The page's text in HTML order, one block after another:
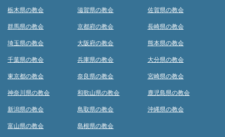
栃木県の教会
群馬県の教会
埼玉県の教会
千葉県の教会
東京都の教会
神奈川県の教会
新潟県の教会
富山県の教会
滋賀県の教会
京都府の教会
大阪府の教会
兵庫県の教会
奈良県の教会
和歌山県の教会
鳥取県の教会
島根県の教会
佐賀県の教会
長崎県の教会
熊本県の教会
大分県の教会
宮崎県の教会
鹿児島県の教会
沖縄県の教会